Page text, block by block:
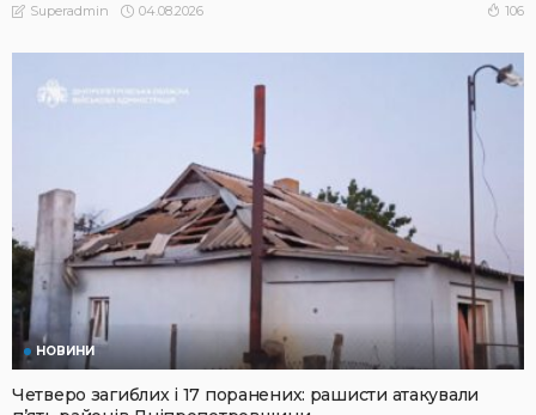
Superadmin 04.08.2026 106
НОВИНИ
Четверо загиблих і 17 поранених: рашисти атакували